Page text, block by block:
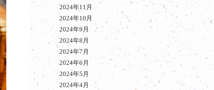
2024年11月
2024年10月
2024年9月
2024年8月
2024年7月
2024年6月
2024年5月
2024年4月